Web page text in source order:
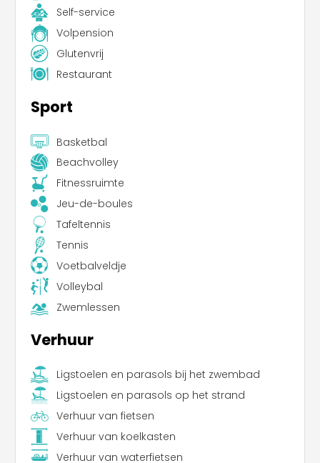
Self-service
Volpension
Glutenvrij
Restaurant
Sport
Basketbal
Beachvolley
Fitnessruimte
Jeu-de-boules
Tafeltennis
Tennis
Voetbalveldje
Volleybal
Zwemlessen
Verhuur
Ligstoelen en parasols bij het zwembad
Ligstoelen en parasols op het strand
Verhuur van fietsen
Verhuur van koelkasten
Verhuur van waterfietsen